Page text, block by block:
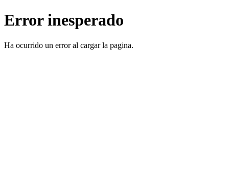
Error inesperado
Ha ocurrido un error al cargar la pagina.